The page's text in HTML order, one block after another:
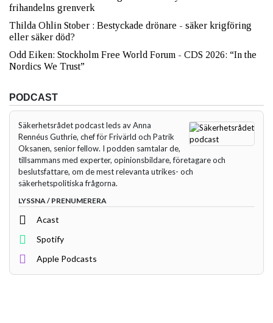
frihandelns grenverk
Thilda Ohlin Stober : Bestyckade drönare - säker krigföring
eller säker död?
Odd Eiken: Stockholm Free World Forum - CDS 2026: “In the
Nordics We Trust”
PODCAST
Säkerhetsrådet podcast leds av Anna
Rennéus Guthrie, chef för Frivärld och Patrik
Oksanen, senior fellow. I podden samtalar de,
tillsammans med experter, opinionsbildare, företagare och
beslutsfattare, om de mest relevanta utrikes- och
säkerhetspolitiska frågorna.
LYSSNA / PRENUMERERA
Acast
Spotify
Apple Podcasts